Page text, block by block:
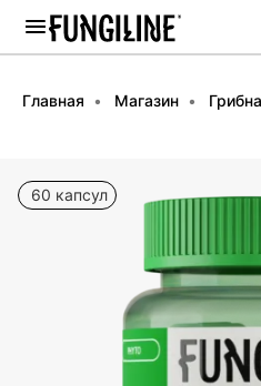
Главная Магазин
60 капсул